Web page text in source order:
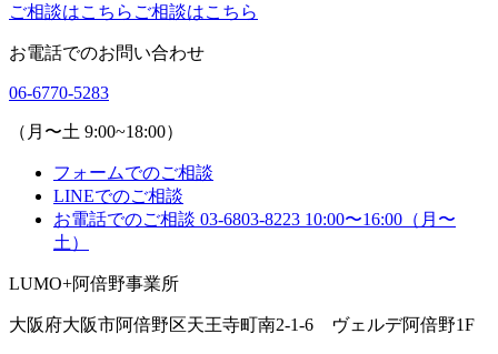
ご相談はこちら ご相談はこちら
お電話でのお問い合わせ
06-6770-5283
（月〜土 9:00~18:00）
フォームでのご相談
LINEでのご相談
お電話でのご相談 03-6803-8223 10:00〜16:00（月〜
土）
LUMO+阿倍野事業所
大阪府大阪市阿倍野区天王寺町南2-1-6 ヴェルデ阿倍野1F